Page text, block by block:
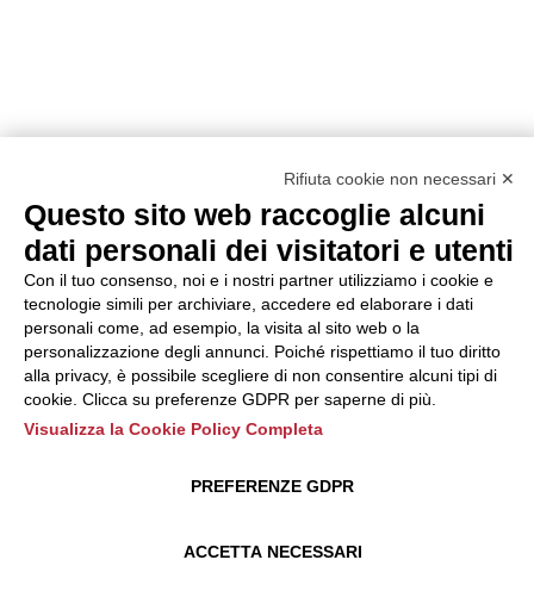
Rifiuta cookie non necessari ✕
Questo sito web raccoglie alcuni
dati personali dei visitatori e utenti
Con il tuo consenso, noi e i nostri partner utilizziamo i cookie e
tecnologie simili per archiviare, accedere ed elaborare i dati
personali come, ad esempio, la visita al sito web o la
personalizzazione degli annunci. Poiché rispettiamo il tuo diritto
alla privacy, è possibile scegliere di non consentire alcuni tipi di
cookie. Clicca su preferenze GDPR per saperne di più.
Visualizza la Cookie Policy Completa
ACCETTA NECESSARI
PREFERENZE GDPR